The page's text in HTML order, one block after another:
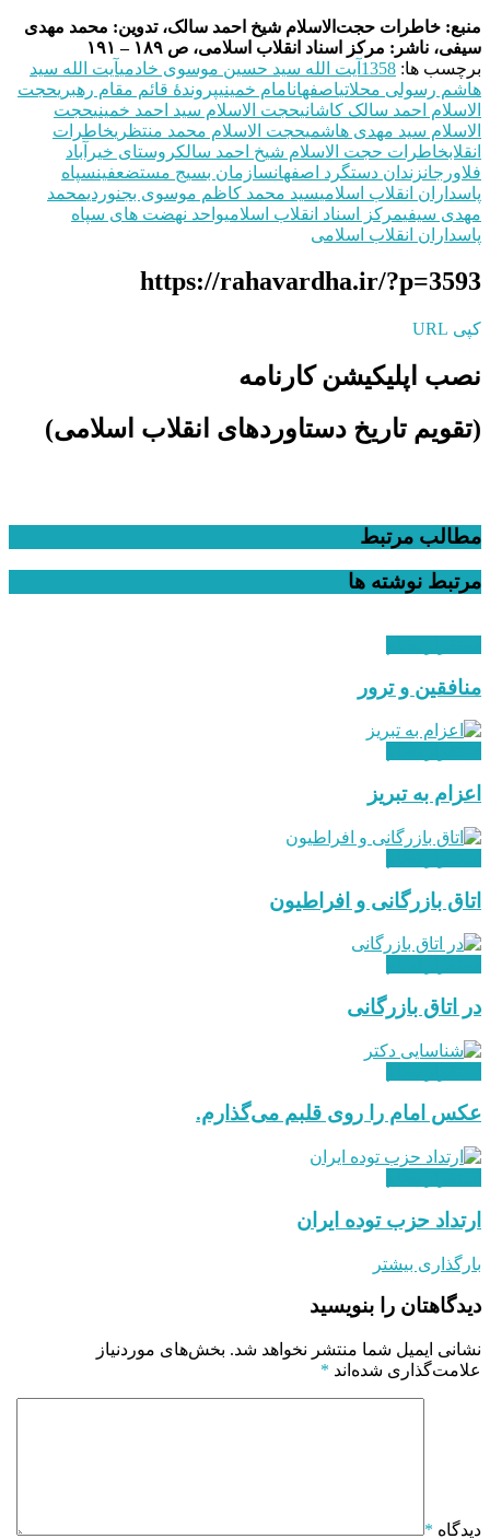
منبع: خاطرات حجت‌الاسلام شیخ احمد سالک، تدوین: محمد مهدی
سیفی، ناشر: مرکز اسناد انقلاب اسلامی، ص ۱۸۹ – ۱۹۱
برچسب ها: 1358 آیت الله سید حسین موسوی خادمیآیت الله سید
هاشم رسولی محلاتیاصفهانامام خمینیپروندۀ قائم مقام رهبریحجت‌
الاسلام احمد سالک کاشانیحجت الاسلام سید احمد خمینیحجت
الاسلام سید مهدی هاشمیحجت الاسلام محمد منتظریخاطرات
انقلابخاطرات حجت‌ الاسلام شیخ احمد سالکروستای خیرآباد
فلاورجانزندان دستگرد اصفهانسازمان بسیج مستضعفینسپاه
پاسداران انقلاب اسلامیسید محمد کاظم موسوی بجنوردیمحمد
مهدی سیفیمرکز اسناد انقلاب اسلامیواحد نهضت های سپاه
پاسداران انقلاب اسلامی
https://rahavardha.ir/?p=3593
کپی URL
نصب اپلیکیشن کارنامه
(تقویم تاریخ دستاوردهای انقلاب اسلامی​)
مطالب مرتبط
مرتبط نوشته ها
منافقین و ترور
اعزام به تبریز
اتاق بازرگانی و افراطیون
در اتاق بازرگانی
عکس امام را روی قلبم می‌گذارم.
ارتداد حزب توده ایران
بارگذاری بیشتر
دیدگاهتان را بنویسید
نشانی ایمیل شما منتشر نخواهد شد. بخش‌های موردنیاز
علامت‌گذاری شده‌اند *
دیدگاه *